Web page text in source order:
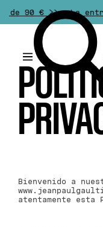
>> La entrega se
Bienvenido a
atentamente